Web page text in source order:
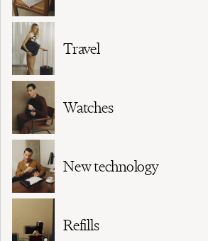
Travel
Watches
New technology
Refills